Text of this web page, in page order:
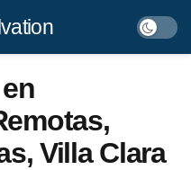
Villa Clara